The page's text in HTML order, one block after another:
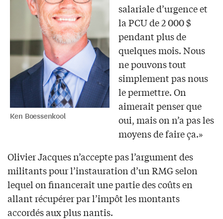
Ken Boessenkool
salariale d’urgence et
la PCU de 2 000 $
pendant plus de
quelques mois. Nous
ne pouvons tout
simplement pas nous
le permettre. On
aimerait penser que
oui, mais on n’a pas les
moyens de faire ça.»
Olivier Jacques n’accepte pas l’argument des
militants pour l’instauration d’un RMG selon
lequel on financerait une partie des coûts en
allant récupérer par l’impôt les montants
accordés aux plus nantis.